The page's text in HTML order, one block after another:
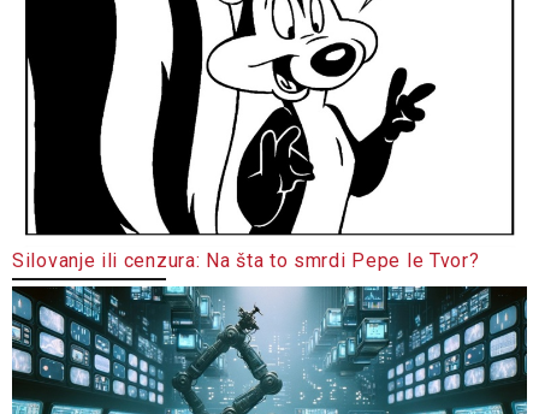
Silovanje ili cenzura: Na šta to smrdi Pepe le Tvor?